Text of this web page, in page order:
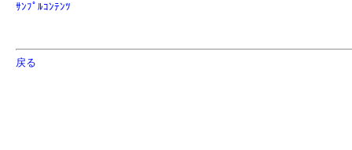
ｻﾝﾌﾟﾙｺﾝﾃﾝﾂ
戻る